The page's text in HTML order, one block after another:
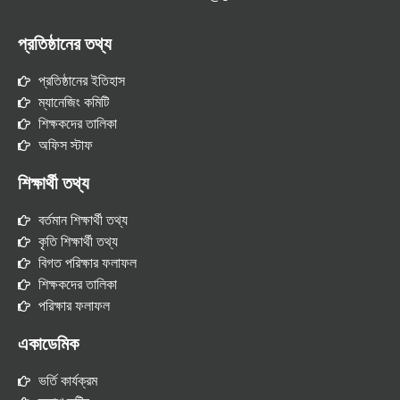
প্রতিষ্ঠানের তথ্য
প্রতিষ্ঠানের ইতিহাস
ম্যানেজিং কমিটি
শিক্ষকদের তালিকা
অফিস স্টাফ
শিক্ষার্থী তথ্য
বর্তমান শিক্ষার্থী তথ্য
কৃতি শিক্ষার্থী তথ্য
বিগত পরিক্ষার ফলাফল
শিক্ষকদের তালিকা
পরিক্ষার ফলাফল
একাডেমিক
ভর্তি কার্যক্রম